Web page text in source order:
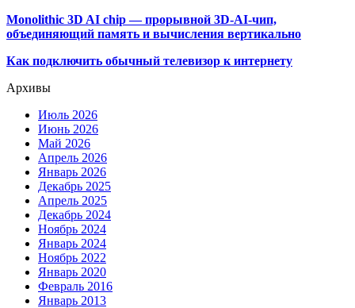
Monolithic 3D AI chip — прорывной 3D-AI-чип,
объединяющий память и вычисления вертикально
Как подключить обычный телевизор к интернету
Архивы
Июль 2026
Июнь 2026
Май 2026
Апрель 2026
Январь 2026
Декабрь 2025
Апрель 2025
Декабрь 2024
Ноябрь 2024
Январь 2024
Ноябрь 2022
Январь 2020
Февраль 2016
Январь 2013